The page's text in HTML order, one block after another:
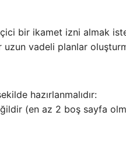
bir ikamet izni almak
vadeli planlar
hazırlanmalıdır:
(en az 2 boş sayfa